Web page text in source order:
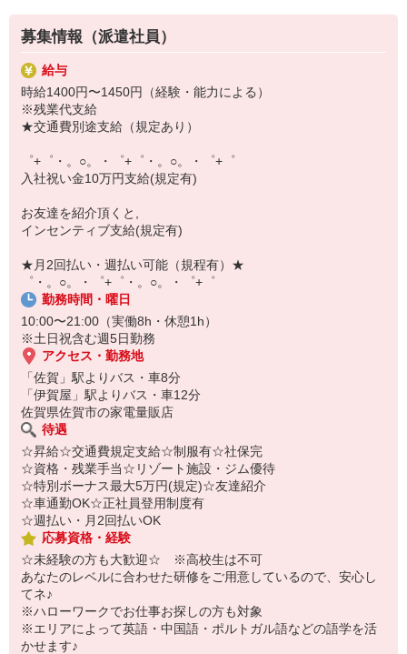
▼オフィスワーク
事務、経理、データ入力、コールセンター、受付
▼工場・製造・軽作業系
機械/食品製造・梱包・仕分け・加工・組立・検査
▼美容系
眉毛サロンのアイブロウ・ネイリスト・エステ
▼営業・販売
法人営業・アパレル販売・個別指導塾・人材紹介
▼人気案件も多数♪
短期・期間限定・オープニング・官公庁案件
上場/優良/大手企業など
【スマホ面接実施中】
￣￣￣￣￣￣￣￣￣
自宅に居ながらスマホでカンタン面接OK！
オンライン面談なのでスピード対応。
満足度◎
■携帯やインターネット販売業務
docomo(ドコモ)/au(エーユー)・KDDI/softbank(ソフトバンク)など
の大手キャリアから
ワイモバイル(Y!mobille)、楽天モバイル、UQなど格安スマホまで幅
広く紹介可能♪
募集情報（派遣社員）
給与
時給1400円〜1450円（経験・能力による）
※残業代支給
★交通費別途支給（規定あり）
゜+゜・。○。・゜+゜・。○。・゜+゜
入社祝い金10万円支給(規定有)
お友達を紹介頂くと,
インセンティブ支給(規定有)
★月2回払い・週払い可能（規程有）★
゜・。○。・゜+゜・。○。・゜+゜
勤務時間・曜日
10:00〜21:00（実働8h・休憩1h）
※土日祝含む週5日勤務
アクセス・勤務地
「佐賀」駅よりバス・車8分
「伊賀屋」駅よりバス・車12分
佐賀県佐賀市の家電量販店
待遇
☆昇給☆交通費規定支給☆制服有☆社保完
☆資格・残業手当☆リゾート施設・ジム優待
☆特別ボーナス最大5万円(規定)☆友達紹介
☆車通勤OK☆正社員登用制度有
☆週払い・月2回払いOK
応募資格・経験
☆未経験の方も大歓迎☆ ※高校生は不可
あなたのレベルに合わせた研修をご用意しているので、安心し
てネ♪
※ハローワークでお仕事お探しの方も対象
※エリアによって英語・中国語・ポルトガル語などの語学を活
かせます♪